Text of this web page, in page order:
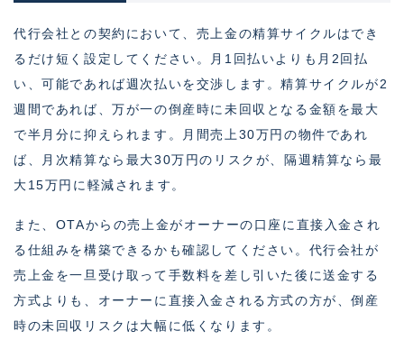
代行会社との契約において、売上金の精算サイクルはでき
るだけ短く設定してください。月1回払いよりも月2回払
い、可能であれば週次払いを交渉します。精算サイクルが2
週間であれば、万が一の倒産時に未回収となる金額を最大
で半月分に抑えられます。月間売上30万円の物件であれ
ば、月次精算なら最大30万円のリスクが、隔週精算なら最
大15万円に軽減されます。
また、OTAからの売上金がオーナーの口座に直接入金され
る仕組みを構築できるかも確認してください。代行会社が
売上金を一旦受け取って手数料を差し引いた後に送金する
方式よりも、オーナーに直接入金される方式の方が、倒産
時の未回収リスクは大幅に低くなります。